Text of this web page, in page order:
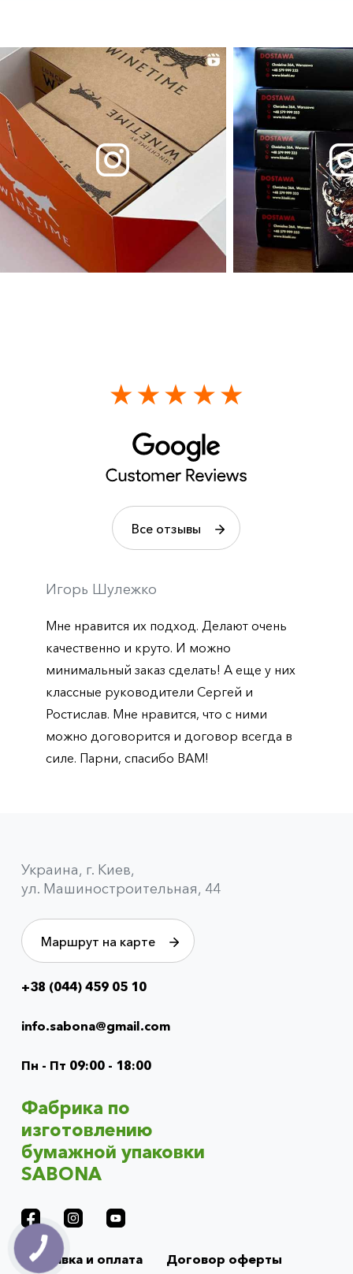
Все отзывы
Игорь Шулежко
Мне нравится их подход. Делают очень
качественно и круто. И можно
минимальный заказ сделать! А еще у них
классные руководители Сергей и
Ростислав. Мне нравится, что с ними
можно договорится и договор всегда в
силе. Парни, спасибо ВАМ!
Украина, г. Киев,
ул. Машиностроительная, 44
Маршрут на карте
+38 (044) 459 05 10
info.sabona@gmail.com
Пн - Пт 09:00 - 18:00
Фабрика по
изготовлению
бумажной упаковки
SABONA
menu
Доставка и оплата Договор оферты